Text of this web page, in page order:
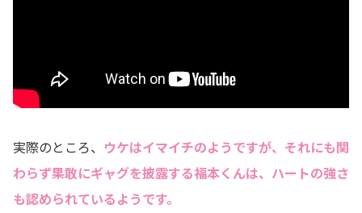
実際のところ、 ウケはイマイチのようですが、それにも関
わらず果敢にギャグを披露する福本くんは、ハートの強さ
も認められているようです。